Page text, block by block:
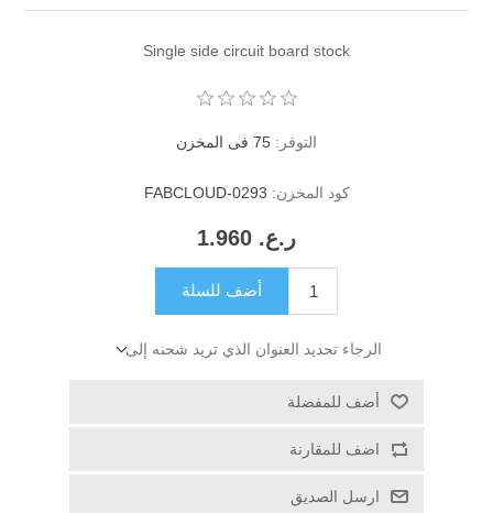
Single side circuit board stock
التوفر: 75 فى المخزن
كود المخزن: FABCLOUD-0293
ر.ع.‏‏ 1.960
أضف للسلة
الرجاء تحديد العنوان الذي تريد شحنه إلى
أضف للمفضلة
اضف للمقارنة
ارسل الصديق